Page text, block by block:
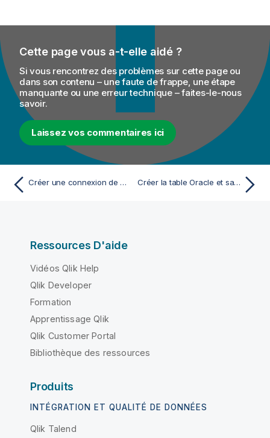
Cette page vous a-t-elle aidé ?
Si vous rencontrez des problèmes sur cette page ou
dans son contenu – une faute de frappe, une étape
manquante ou une erreur technique – faites-le-nous
savoir.
Laissez vos commentaires ici
Créer une connexion de métadonnées à ADW Créer la table Oracle et sa séquence
Ressources D'aide
Vidéos Qlik Help
Qlik Developer
Formation
Apprentissage Qlik
Qlik Customer Portal
Bibliothèque des ressources
Produits
INTÉGRATION ET QUALITÉ DE DONNÉES
Qlik Talend